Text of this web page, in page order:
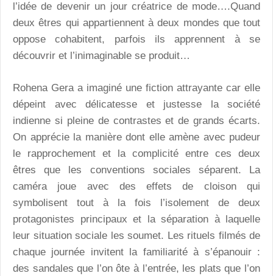
l’idée de devenir un jour créatrice de mode….Quand
deux êtres qui appartiennent à deux mondes que tout
oppose cohabitent, parfois ils apprennent à se
découvrir et l’inimaginable se produit…
Rohena Gera a imaginé une fiction attrayante car elle
dépeint avec délicatesse et justesse la société
indienne si pleine de contrastes et de grands écarts.
On apprécie la manière dont elle amène avec pudeur
le rapprochement et la complicité entre ces deux
êtres que les conventions sociales séparent. La
caméra joue avec des effets de cloison qui
symbolisent tout à la fois l’isolement de deux
protagonistes principaux et la séparation à laquelle
leur situation sociale les soumet. Les rituels filmés de
chaque journée invitent la familiarité à s’épanouir :
des sandales que l’on ôte à l’entrée, les plats que l’on